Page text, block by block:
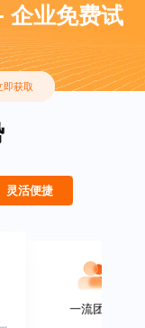
企业免费试
即获取
灵活便捷
一流团队